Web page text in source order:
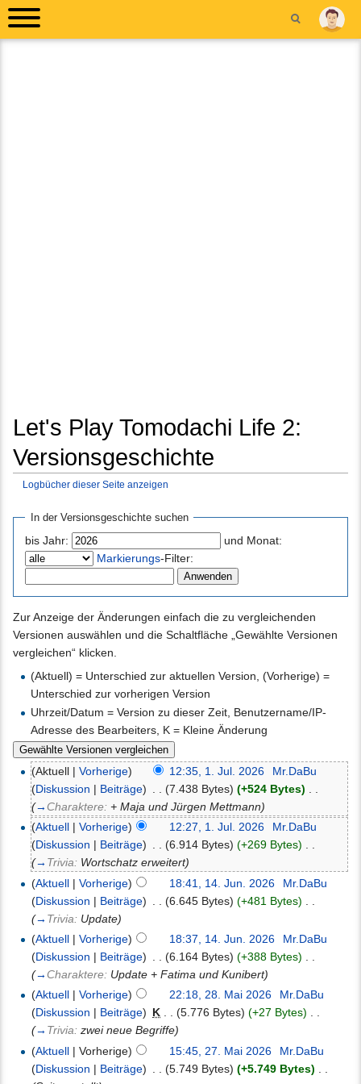
Let's Play Tomodachi Life 2:
Versionsgeschichte
Logbücher dieser Seite anzeigen
In der Versionsgeschichte suchen
bis Jahr:
und Monat:
Markierungs-Filter:
Zur Anzeige der Änderungen einfach die zu vergleichenden
Versionen auswählen und die Schaltfläche „Gewählte Versionen
vergleichen“ klicken.
(Aktuell) = Unterschied zur aktuellen Version, (Vorherige) =
Unterschied zur vorherigen Version
Uhrzeit/Datum = Version zu dieser Zeit, Benutzername/IP-
Adresse des Bearbeiters, K = Kleine Änderung
(Aktuell |Vorherige) 12:35, 1. Jul. 2026
Mr.DaBu
(Diskussion | Beiträge) (7.438 Bytes) (+524 Bytes)
(→ Charaktere:+ Maja und Jürgen Mettmann)
(Aktuell |Vorherige) 12:27, 1. Jul. 2026
Mr.DaBu
(Diskussion | Beiträge) . . (6.914 Bytes) (+269 Bytes) . .
(→ Trivia: Wortschatz erweitert)
(Aktuell |Vorherige) 18:41, 14. Jun. 2026
Mr.DaBu
(Diskussion | Beiträge) (6.645 Bytes) (+481 Bytes)
(→ Trivia: Update)
(Aktuell |Vorherige) 18:37, 14. Jun. 2026
Mr.DaBu
(Diskussion | Beiträge) (6.164 Bytes) (+388 Bytes)
(→ Charaktere: Update + Fatima und Kunibert)
(Aktuell |Vorherige) 22:18, 28. Mai 2026
Mr.DaBu
(Diskussion | Beiträge) K . . (5.776 Bytes) (+27 Bytes) . .
(→ Trivia:zwei neue Begriffe)
(Aktuell | Vorherige) 15:45, 27. Mai 2026
Mr.DaBu
(Diskussion | Beiträge) (5.749 Bytes) (+5.749 Bytes)